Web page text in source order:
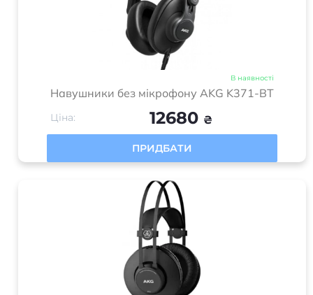
В наявності
Навушники без мікрофону AKG K371-BT
Ціна: 12680 ₴
ПРИДБАТИ